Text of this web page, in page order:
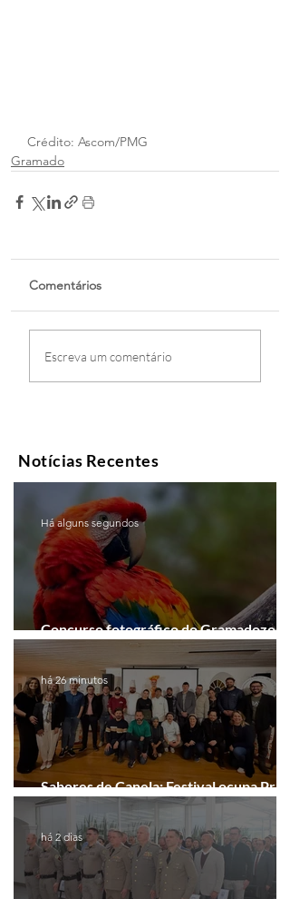
Crédito: Ascom/PMG
Gramado
Comentários
Escreva um comentário
Notícias Recentes
Concurso fotográfico do Gramadozoo
entra na reta final de inscrições
Há alguns segundos
Sabores de Canela: Festival ocupa Praça
João Corrêa em setembro
há 26 minutos
há 2 dias